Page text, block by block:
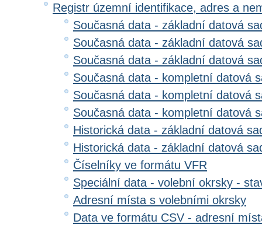
Registr územní identifikace, adres a
Současná data - základní datová
Současná data - základní datová
Současná data - základní datová
Současná data - kompletní datová
Současná data - kompletní datová
Současná data - kompletní datová
Historická data - základní datová
Historická data - základní datová
Číselníky ve formátu VFR
Speciální data - volební okrsky -
Adresní místa s volebními okrsky
Data ve formátu CSV - adresní